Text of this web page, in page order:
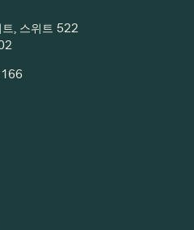
, 스위트 522